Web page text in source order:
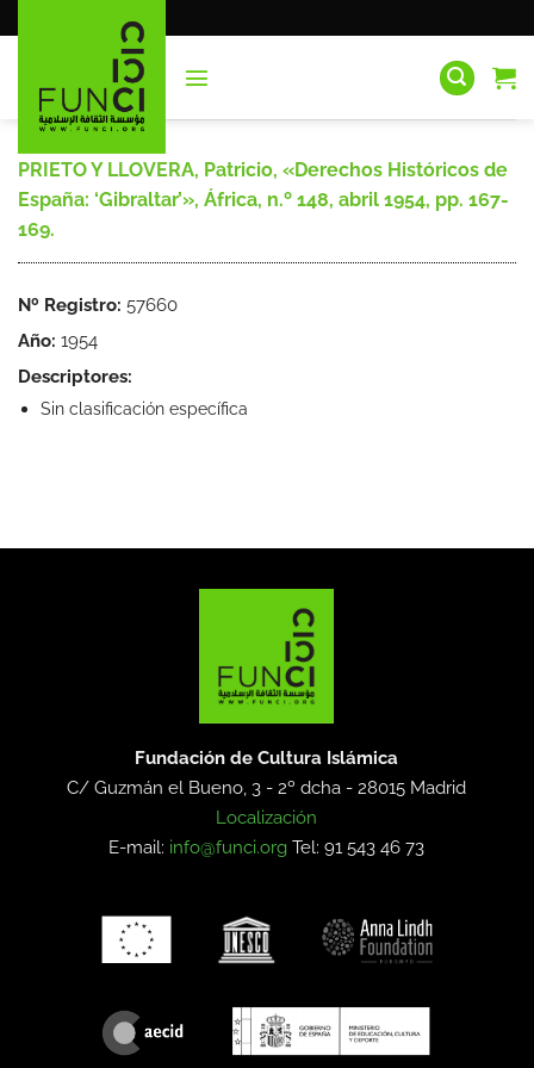
al
PRIETO Y LLOVERA, Patricio, «Derechos Históricos de
España: ‘Gibraltar’», África, n.º 148, abril 1954, pp. 167-
169.
Nº Registro: 57660
Año: 1954
Descriptores:
Sin clasificación específica
Fundación de Cultura Islámica
C/ Guzmán el Bueno, 3 - 2º dcha -28015 Madrid
Localización
E-mail: info@funci.org Tel: 91 543 46 73